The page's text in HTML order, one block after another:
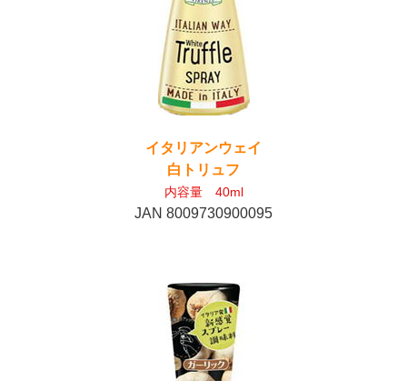
イタリアンウェイ
白トリュフ
内容量 40ml
JAN 8009730900095